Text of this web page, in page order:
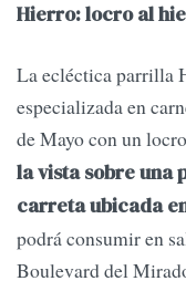
Hierro: locro al
La ecléctica parrilla
especializada en
de Mayo con un
la vista sobre una
carreta ubicada
podrá consumir en
Boulevard del